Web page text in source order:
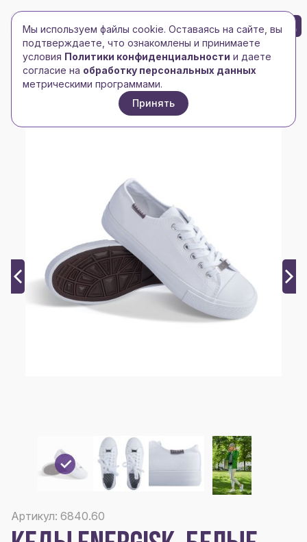
Toggle navigation
Toggle navigation
БРЕНД-ЛОГО 0
Главная/Спорт, отдых, туризм/Спортивные товары
Кеды Energisk, белые
Артикул: 6840.60
Мы используем файлы cookie. Оставаясь на сайте, вы
подтверждаете, что ознакомлены и принимаете
условия Политики конфиденциальности и даете
согласие на обработку персональных данных
метрическими программами.
Принять